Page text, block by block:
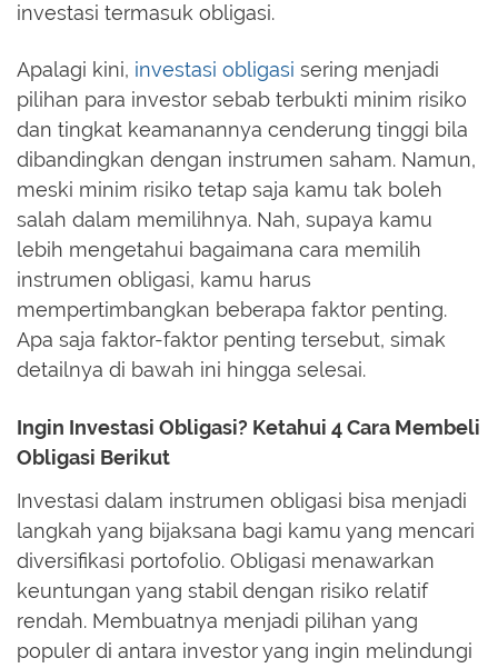
investasi termasuk obligasi.
Apalagi kini, investasi obligasi sering menjadi
pilihan para investor sebab terbukti minim risiko
dan tingkat keamanannya cenderung tinggi bila
dibandingkan dengan instrumen saham. Namun,
meski minim risiko tetap saja kamu tak boleh
salah dalam memilihnya. Nah, supaya kamu
lebih mengetahui bagaimana cara memilih
instrumen obligasi, kamu harus
mempertimbangkan beberapa faktor penting.
Apa saja faktor-faktor penting tersebut, simak
detailnya di bawah ini hingga selesai.
Ingin Investasi Obligasi? Ketahui 4 Cara Membeli
Obligasi Berikut
Investasi dalam instrumen obligasi bisa menjadi
langkah yang bijaksana bagi kamu yang mencari
diversifikasi portofolio. Obligasi menawarkan
keuntungan yang stabil dengan risiko relatif
rendah. Membuatnya menjadi pilihan yang
populer di antara investor yang ingin melindungi